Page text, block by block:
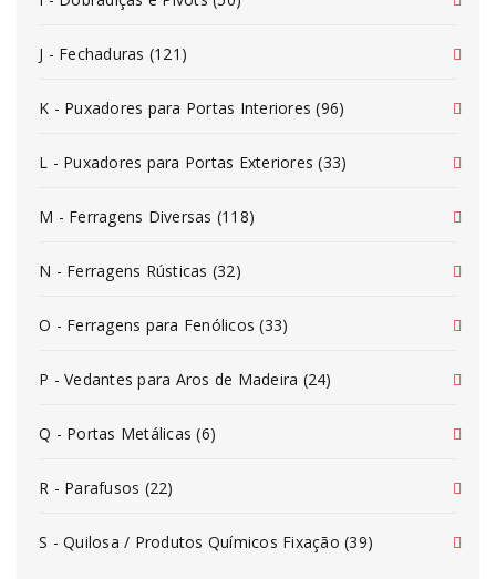
J - Fechaduras (121)
K - Puxadores para Portas Interiores (96)
L - Puxadores para Portas Exteriores (33)
M - Ferragens Diversas (118)
N - Ferragens Rústicas (32)
O - Ferragens para Fenólicos (33)
P - Vedantes para Aros de Madeira (24)
Q - Portas Metálicas (6)
R - Parafusos (22)
S - Quilosa / Produtos Químicos Fixação (39)